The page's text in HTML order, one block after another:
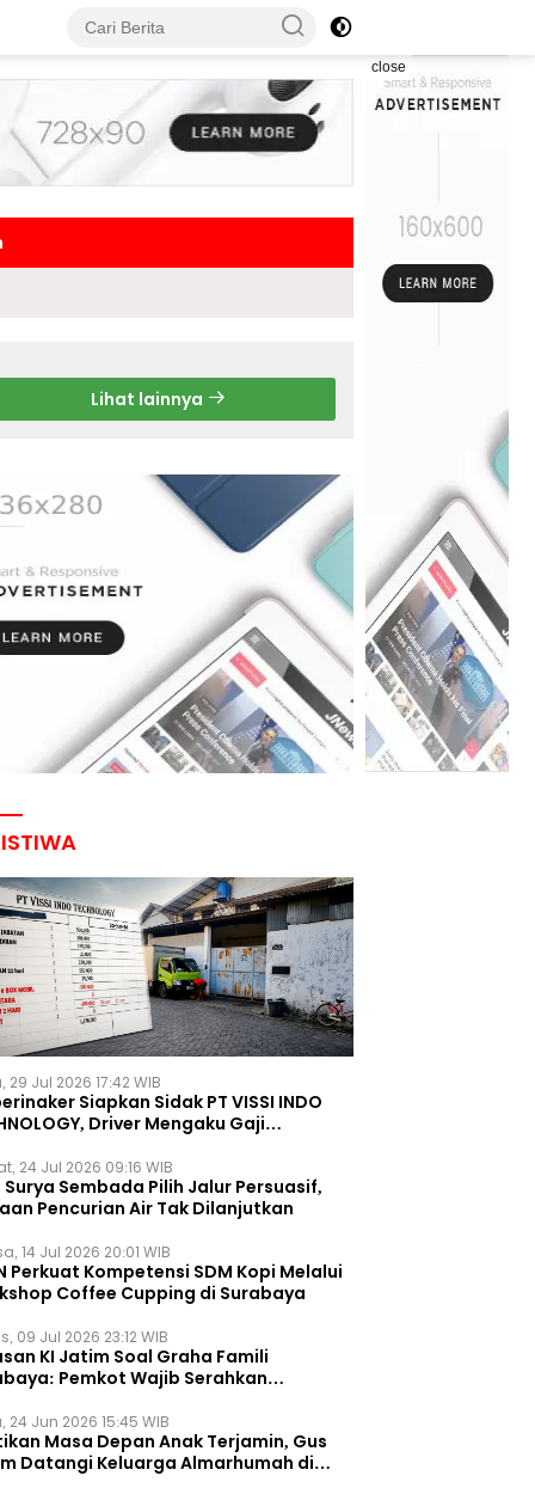
close
Lihat lainnya
29 Jul 2026 17:42 WIB
Siapkan Sidak PT VISSI INDO
Driver Mengaku Gaji
24 Jul 2026 09:16 WIB
Surya Sembada Pilih Jalur Persuasif,
Pencurian Air Tak Dilanjutkan
14 Jul 2026 20:01 WIB
Perkuat Kompetensi SDM Kopi Melalui
Coffee Cupping di Surabaya
09 Jul 2026 23:12 WIB
KI Jatim Soal Graha Famili
Pemkot Wajib Serahkan
24 Jun 2026 15:45 WIB
Masa Depan Anak Terjamin, Gus
Datangi Keluarga Almarhumah di